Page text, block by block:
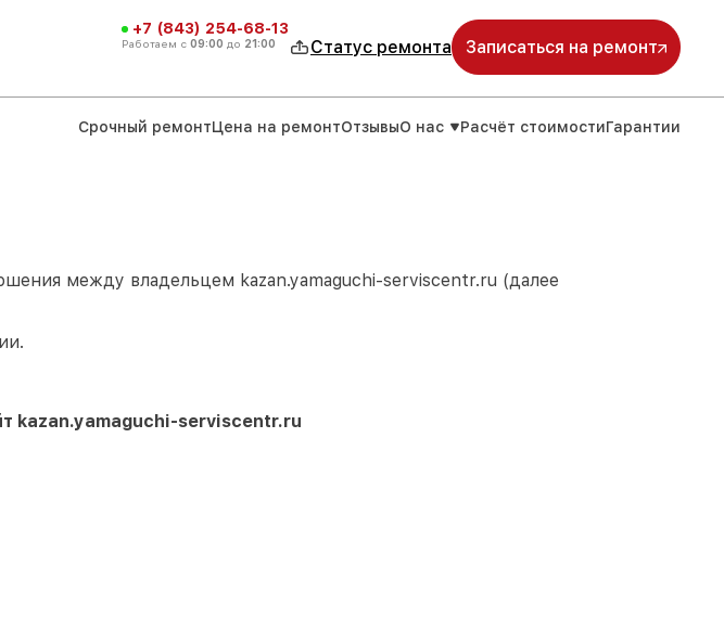
+7 (843) 254-68-13
Работаем с 09:00 до 21:00 Статус ремонта Записаться на ремонт
Срочный ремонтЦена на ремонтОтзывыО нас Расчёт стоимостиГарантии
между владельцем kazan.yamaguchi-serviscentr.ru (далее
kazan.yamaguchi-serviscentr.ru